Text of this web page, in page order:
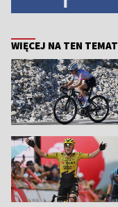
WIĘCEJ NA TEN TEMAT